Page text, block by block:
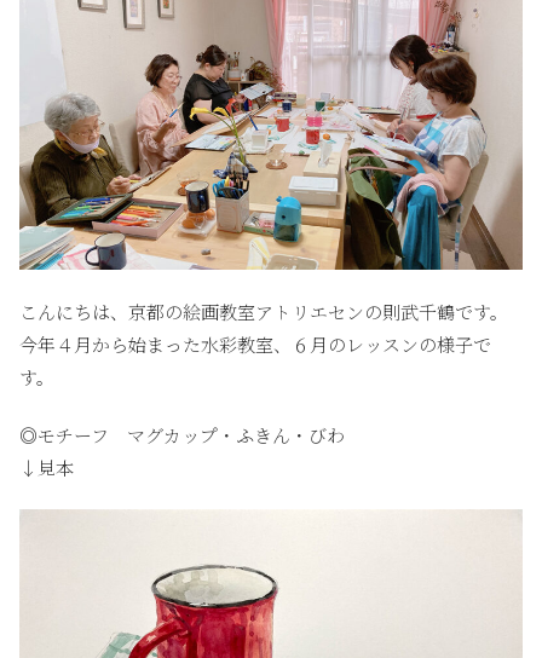
こんにちは、京都の絵画教室アトリエセンの則武千鶴です。
今年４月から始まった水彩教室、６月のレッスンの様子で
す。
◎モチーフ マグカップ・ふきん・びわ
↓見本